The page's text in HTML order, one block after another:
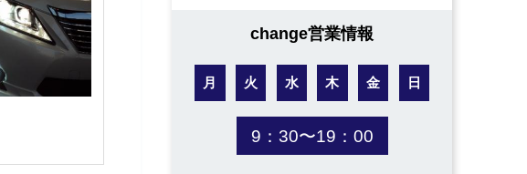
change営業情報
月 火 水 木 金 日
9：30〜19：00